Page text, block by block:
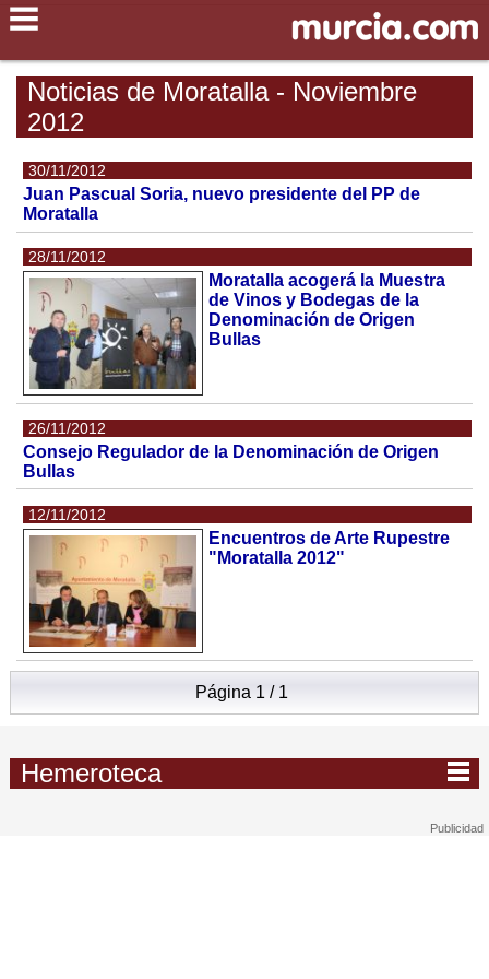
Noticias de Moratalla - Noviembre
2012
30/11/2012
Juan Pascual Soria, nuevo presidente del PP de
Moratalla
28/11/2012
Moratalla acogerá la Muestra
de Vinos y Bodegas de la
Denominación de Origen
Bullas
26/11/2012
Consejo Regulador de la Denominación de Origen
Bullas
12/11/2012
Encuentros de Arte Rupestre
"Moratalla 2012"
Página 1 / 1
Hemeroteca